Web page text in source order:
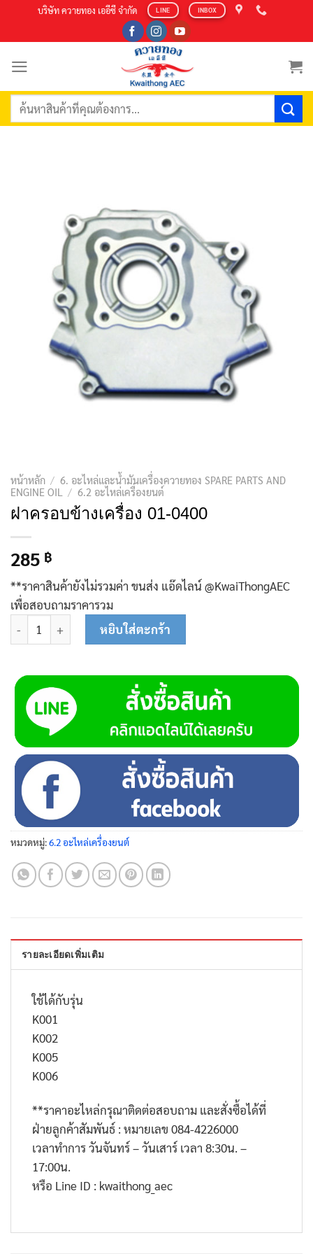
content
บริษัท ควายทอง เออีซี จำกัด LINE INBOX
ค้นหา:
หน้าหลัก / 6. อะไหล่และน้ำมันเครื่องควายทอง SPARE PARTS AND
ENGINE OIL
/ 6.2 อะไหล่เครื่องยนต์
ฝาครอบข้างเครื่อง 01-0400
285 ฿
**ราคาสินค้ายังไม่รวมค่า ขนส่ง แอ๊ดไลน์ @KwaiThongAEC
เพื่อสอบถามราคารวม
จำนวน ฝาครอบข้างเครื่อง 01-0400 ชิ้น
หยิบใส่ตะกร้า
หมวดหมู่:6.2 อะไหล่เครื่องยนต์
รายละเอียดเพิ่มเติม
ใช้ได้กับรุ่น
K001
K002
K005
K006
**ราคาอะไหล่กรุณาติดต่อสอบถาม และสั่งซื้อได้ที่
ฝ่ายลูกค้าสัมพันธ์ : หมายเลข 084-4226000
เวลาทำการ วันจันทร์ – วันเสาร์ เวลา 8:30น. –
17:00น.
หรือ Line ID : kwaithong_aec